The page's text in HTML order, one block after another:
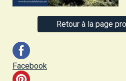
Retour à la page
Facebook